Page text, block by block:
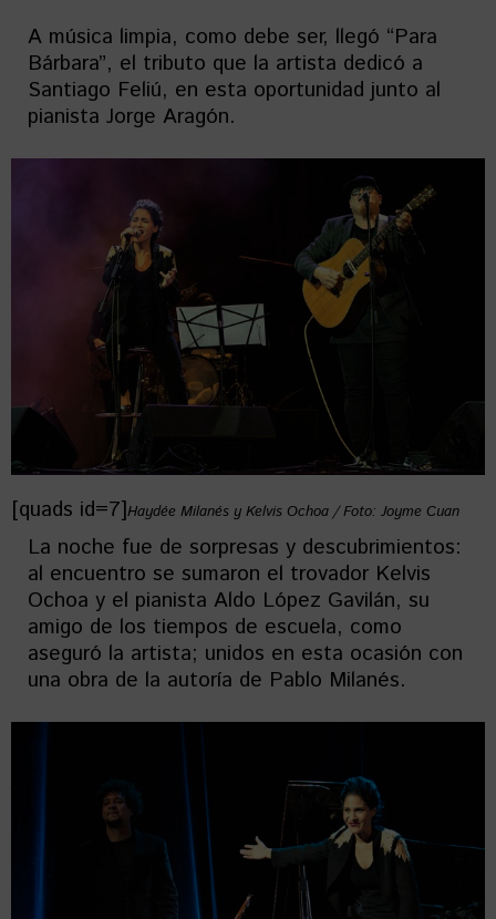
A música limpia, como debe ser, llegó “Para
Bárbara”, el tributo que la artista dedicó a
Santiago Feliú, en esta oportunidad junto al
pianista Jorge Aragón.
[quads id=7]Haydée Milanés y Kelvis Ochoa / Foto: Joyme Cuan
La noche fue de sorpresas y descubrimientos:
al encuentro se sumaron el trovador Kelvis
Ochoa y el pianista Aldo López Gavilán, su
amigo de los tiempos de escuela, como
aseguró la artista; unidos en esta ocasión con
una obra de la autoría de Pablo Milanés.